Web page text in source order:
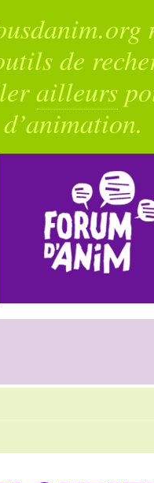
de
ailleurs